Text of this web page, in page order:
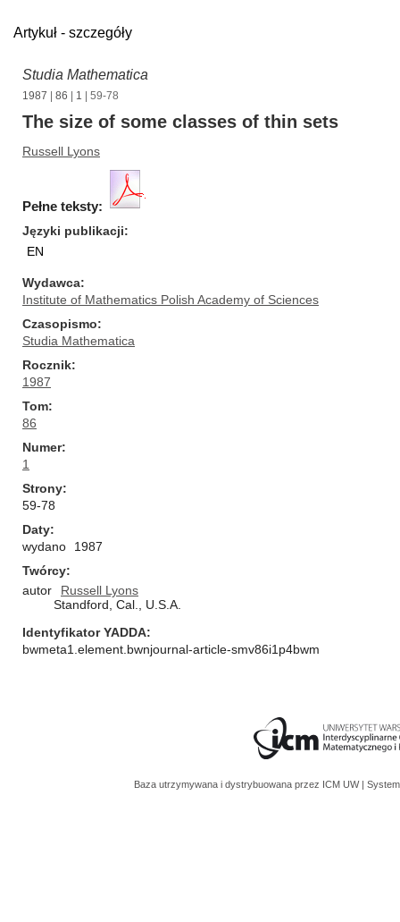
Artykuł - szczegóły
Studia Mathematica
1987 86 1 | 59-78
The size of some classes of thin sets
Russell Lyons
Pełne teksty:
Języki publikacji
EN
Wydawca
Institute of Mathematics Polish Academy of Sciences
Czasopismo
Studia Mathematica
Rocznik
1987
Tom
86
Numer
1
Strony
59-78
Daty
wydano
1987
Twórcy
autor
Russell Lyons
Standford, Cal., U.S.A.
Identyfikator YADDA
bwmeta1.element.bwnjournal-article-smv86i1p4bwm
Baza utrzymywana i dystrybuowana przez ICM UW |